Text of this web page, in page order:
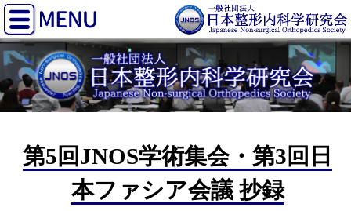
第5回JNOS学術集会・第3回日
本ファシア会議 抄録